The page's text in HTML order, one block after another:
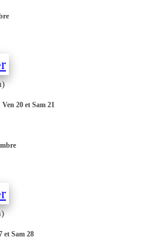
Ven 20 et Sam 21
et Sam 28